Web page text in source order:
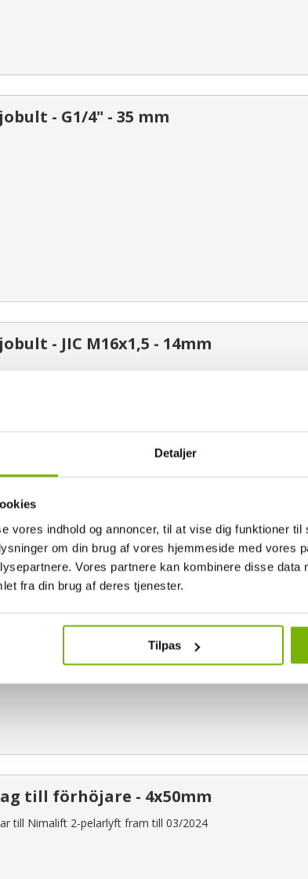
Detaljer
vores indhold og annoncer, til at vise dig funktioner
om din brug af vores hjemmeside med vores
Vores partnere kan kombinere disse data
fra din brug af deres tjenester.
Tilpas
- G1/4" - 35 mm
- JIC M16x1,5 - 14mm
till förhöjningar - 2x50mm
till Nimalift 2-pelarlyft fram till 03/2024
till förhöjare - 4x50mm
till Nimalift 2-pelarlyft fram till 03/2024